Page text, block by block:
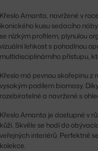
Křeslo Amanta, navržené v
ikonického kusu sedacího
se nízkým profilem, plynulou
vizuální lehkost s pohodlnou
multidisciplinárního přístupu,
Křeslo má pevnou skořepinu z
vysokým podílem biomasy.
rozebíratelné a navržené s
Křeslo Amanta je dostupné v
kůži. Skvěle se hodí do
veřejných interiérů. Perfektně
kolekce.